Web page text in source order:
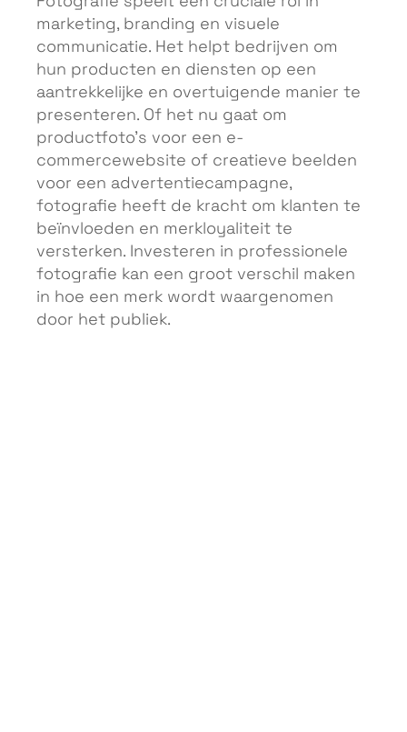
marketing, branding en visuele
communicatie. Het helpt bedrijven om
hun producten en diensten op een
aantrekkelijke en overtuigende manier te
presenteren. Of het nu gaat om
productfoto’s voor een e-
commercewebsite of creatieve beelden
voor een advertentiecampagne,
fotografie heeft de kracht om klanten te
beïnvloeden en merkloyaliteit te
versterken. Investeren in professionele
fotografie kan een groot verschil maken
in hoe een merk wordt waargenomen
door het publiek.